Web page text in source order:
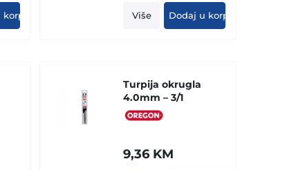
Više Dodaj u korpu
Turpija okrugla
4.0mm – 3/1
9,36 KM